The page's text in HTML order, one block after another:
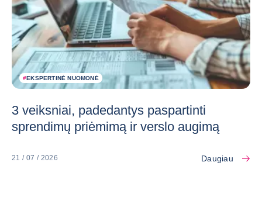
#EKSPERTINĖ NUOMONĖ
3 veiksniai, padedantys paspartinti
sprendimų priėmimą ir verslo augimą
21 / 07 / 2026 Daugiau